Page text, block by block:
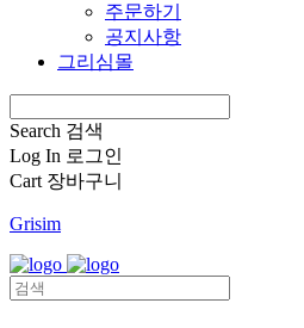
주문하기
공지사항
그리심몰
Search 검색
Log In 로그인
Cart 장바구니
Grisim